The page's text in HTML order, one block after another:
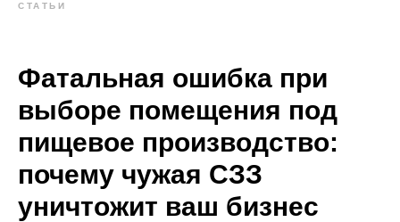
СТАТЬИ
Фатальная ошибка при
выборе помещения под
пищевое производство:
почему чужая СЗЗ
уничтожит ваш бизнес